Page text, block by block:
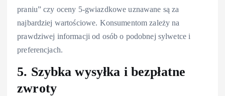
praniu” czy oceny 5-gwiazdkowe uznawane są za
najbardziej wartościowe. Konsumentom zależy na
prawdziwej informacji od osób o podobnej sylwetce i
preferencjach.
5. Szybka wysyłka i bezpłatne
zwroty